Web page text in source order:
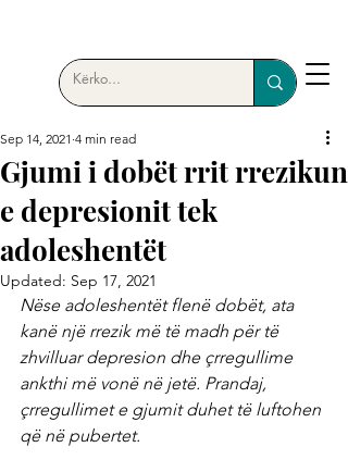
Gjumi i dobët rrit rrezikun
e depresionit tek
adoleshentët
Sep 14, 2021 4 min read
Updated: Sep 17, 2021
Nëse adoleshentët flenë dobët, ata
kanë një rrezik më të madh për të
zhvilluar depresion dhe çrregullime
ankthi më vonë në jetë. Prandaj,
çrregullimet e gjumit duhet të luftohen
që në pubertet.